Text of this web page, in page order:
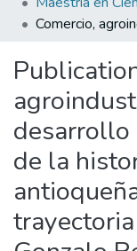
All of DSpace
desarrollo
de la